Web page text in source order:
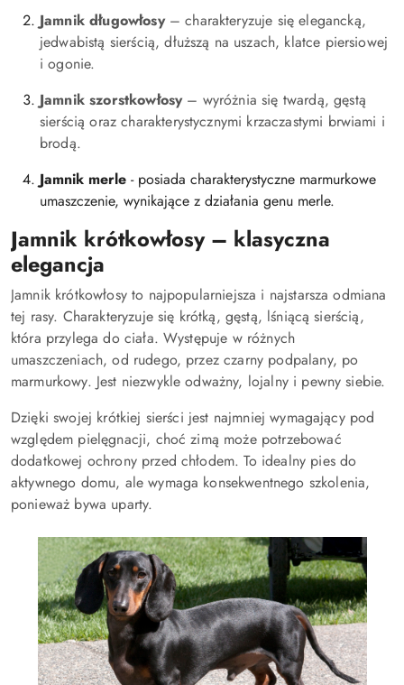
Jamnik długowłosy– charakteryzuje się elegancką,
jedwabistą sierścią, dłuższą na uszach, klatce piersiowej
i ogonie.
Jamnik szorstkowłosy– wyróżnia się twardą, gęstą
sierścią oraz charakterystycznymi krzaczastymi brwiami i
brodą.
Jamnik merle - posiada charakterystyczne marmurkowe
umaszczenie, wynikające z działania genu merle.
Jamnik krótkowłosy – klasyczna
elegancja
Jamnik krótkowłosy to najpopularniejsza i najstarsza odmiana
tej rasy. Charakteryzuje się krótką, gęstą, lśniącą sierścią,
która przylega do ciała. Występuje w różnych
umaszczeniach, od rudego, przez czarny podpalany, po
marmurkowy. Jest niezwykle odważny, lojalny i pewny siebie.
Dzięki swojej krótkiej sierści jest najmniej wymagający pod
względem pielęgnacji, choć zimą może potrzebować
dodatkowej ochrony przed chłodem. To idealny pies do
aktywnego domu, ale wymaga konsekwentnego szkolenia,
ponieważ bywa uparty.